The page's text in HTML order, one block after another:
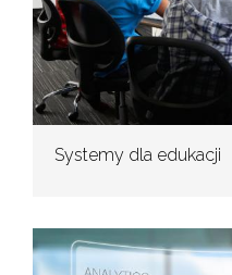
Systemy dla edukacji